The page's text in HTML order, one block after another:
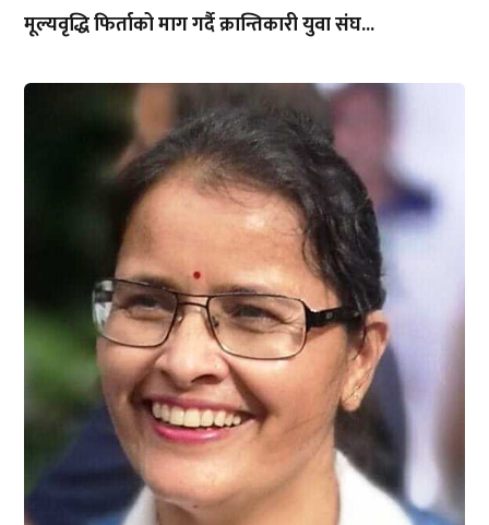
मूल्यवृद्धि फिर्ताको माग गर्दै क्रान्तिकारी युवा संघ...